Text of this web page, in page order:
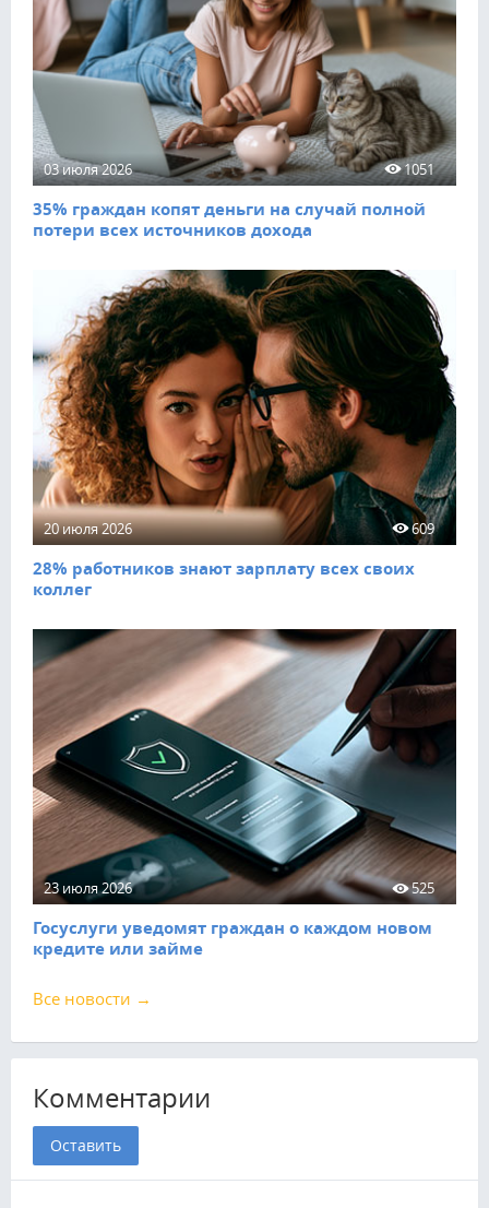
03 июля 2026 1051
35% граждан копят деньги на случай полной
потери всех источников дохода
20 июля 2026 609
28% работников знают зарплату всех своих
коллег
23 июля 2026 525
Госуслуги уведомят граждан о каждом новом
кредите или займе
Все новости →
Комментарии
Оставить